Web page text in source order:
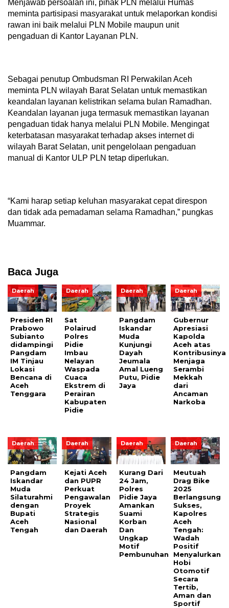
Menjawab persoalan ini, pihak PLN melalui Humas
meminta partisipasi masyarakat untuk melaporkan kondisi
rawan ini baik melalui PLN Mobile maupun unit
pengaduan di Kantor Layanan PLN.
Sebagai penutup Ombudsman RI Perwakilan Aceh
meminta PLN wilayah Barat Selatan untuk memastikan
keandalan layanan kelistrikan selama bulan Ramadhan.
Keandalan layanan juga termasuk memastikan layanan
pengaduan tidak hanya melalui PLN Mobile. Mengingat
keterbatasan masyarakat terhadap akses internet di
wilayah Barat Selatan, unit pengelolaan pengaduan
manual di Kantor ULP PLN tetap diperlukan.
“Kami harap setiap keluhan masyarakat cepat direspon
dan tidak ada pemadaman selama Ramadhan,” pungkas
Muammar.
Baca Juga
Daerah
Presiden RI
Prabowo
Subianto
didampingi
Pangdam
IM Tinjau
Lokasi
Bencana di
Aceh
Tenggara
Daerah
Sat
Polairud
Polres
Pidie
Imbau
Nelayan
Waspada
Cuaca
Ekstrem di
Perairan
Kabupaten
Pidie
Daerah
Pangdam
Iskandar
Muda
Kunjungi
Dayah
Jeumala
Amal Lueng
Putu, Pidie
Jaya
Daerah
Gubernur
Apresiasi
Kapolda
Aceh atas
Kontribusinya
Menjaga
Serambi
Mekkah
dari
Ancaman
Narkoba
Daerah
Pangdam
Iskandar
Muda
Silaturahmi
dengan
Bupati
Aceh
Tengah
Daerah
Kejati Aceh
dan PUPR
Perkuat
Pengawalan
Proyek
Strategis
Nasional
dan Daerah
Daerah
Kurang Dari
24 Jam,
Polres
Pidie Jaya
Amankan
Suami
Korban
Dan
Ungkap
Motif
Pembunuhan
Daerah
Meutuah
Drag Bike
2025
Berlangsung
Sukses,
Kapolres
Aceh
Tengah:
Wadah
Positif
Menyalurkan
Hobi
Otomotif
Secara
Tertib,
Aman dan
Sportif